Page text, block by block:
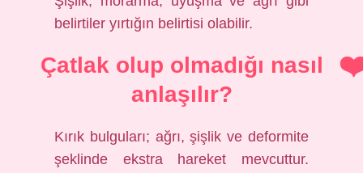
belirtiler yırtığın belirtisi olabilir.
Çatlak olup olmadığı nasıl
anlaşılır?
Kırık bulguları; ağrı, şişlik ve deformite
şeklinde ekstra hareket mevcuttur.